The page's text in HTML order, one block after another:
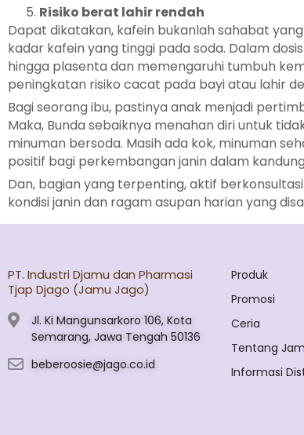
Risiko berat lahir rendah
Dapat dikatakan, kafein bukanlah sahabat
kadar kafein yang tinggi pada soda. Dalam
hingga plasenta dan memengaruhi tumbuh
peningkatan risiko cacat pada bayi atau lahir
Bagi seorang ibu, pastinya anak menjadi
Maka, Bunda sebaiknya menahan diri untuk
minuman bersoda. Masih ada kok, minuman
positif bagi perkembangan janin dalam
Dan, bagian yang terpenting, aktif
kondisi janin dan ragam asupan harian yang
PT. Industri Djamu dan Pharmasi
Tjap Djago (Jamu Jago)
Jl. Ki Mangunsarkoro 106, Kota
Semarang, Jawa Tengah 50136
beberoosie@jago.co.id
Produk
Promosi
Ceria
Tentang
Informasi